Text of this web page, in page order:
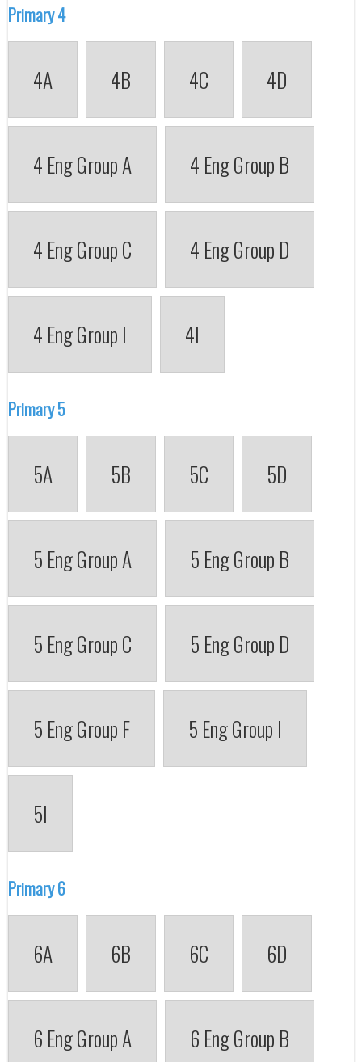
Primary 4
4A 4B 4C 4D
4 Eng Group A 4 Eng Group B
4 Eng Group C 4 Eng Group D
4 Eng Group I 4I
Primary 5
5A 5B 5C 5D
5 Eng Group A 5 Eng Group B
5 Eng Group C 5 Eng Group D
5 Eng Group F 5 Eng Group I
5I
Primary 6
6A 6B 6C 6D
6 Eng Group A 6 Eng Group B